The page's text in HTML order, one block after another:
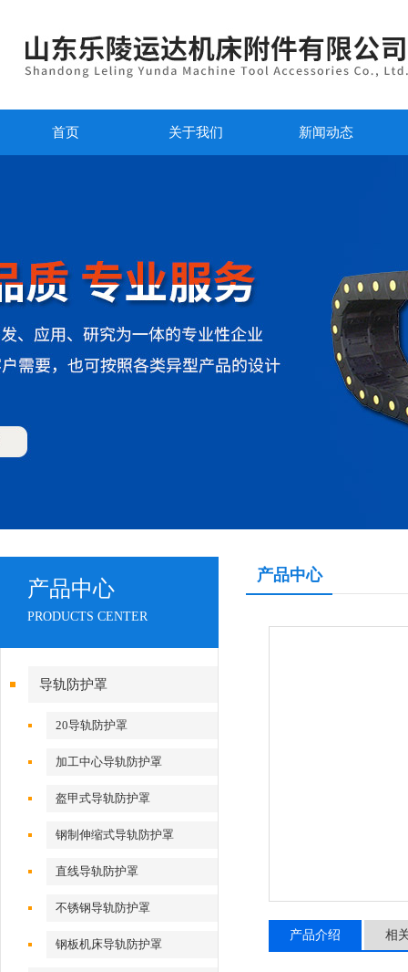
首页 关于我们 新闻动态
产品中心
PRODUCTS CENTER
导轨防护罩
20导轨防护罩
加工中心导轨防护罩
盔甲式导轨防护罩
钢制伸缩式导轨防护罩
直线导轨防护罩
不锈钢导轨防护罩
钢板机床导轨防护罩
产品中心
产品介绍 相